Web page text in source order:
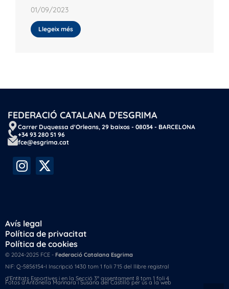
01/09/2023
Llegeix més
FEDERACIÓ CATALANA D'ESGRIMA
Carrer Duquessa d'Orleans, 29 baixos - 08034 - BARCELONA
+34 93 280 51 96
fce@esgrima.cat
Avís legal
Política de privacitat
Política de cookies
© 2024-2025 FCE - Federació Catalana Esgrima
NIF: Q-5856154-I Inscripció 1430 tom 1 foli 715 del llibre registral
d'Entitats Esportives i en la Secció 3ª assentament 8 tom 1 foli 4
Fotos d'Antonella Mannara i Susana del Castillo per ús a la web